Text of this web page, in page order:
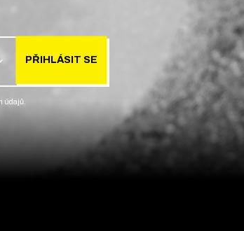
PŘIHLÁSIT SE
údajů.